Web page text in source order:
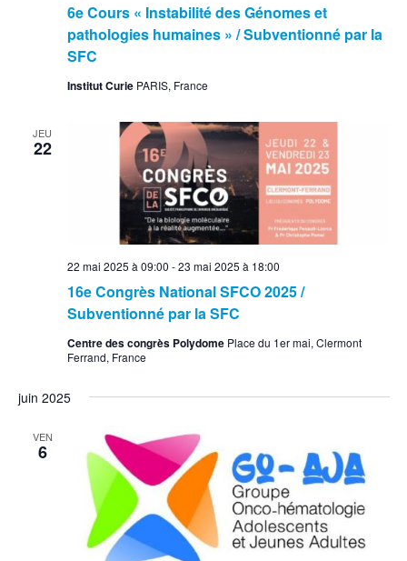
6e Cours « Instabilité des Génomes et
pathologies humaines » / Subventionné par la
SFC
Institut Curie PARIS, France
JEU
22
16e Congrès National SFCO 2025 /
Subventionné par la SFC
22 mai 2025 à 09:00 -23 mai 2025 à 18:00
Centre des congrès Polydome Place du 1er mai, Clermont
Ferrand, France
juin 2025
VEN
6